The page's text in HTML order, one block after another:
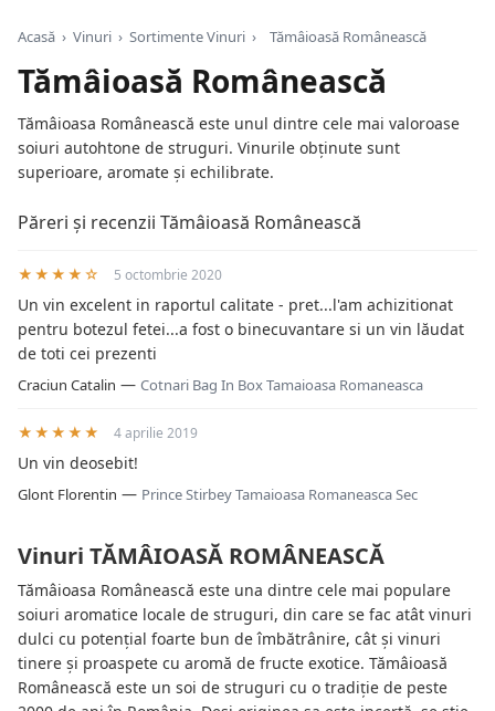
Acasă › Vinuri › Sortimente Vinuri › Tămâioasă Românească
Tămâioasă Românească
Tămâioasa Românească este unul dintre cele mai valoroase
soiuri autohtone de struguri. Vinurile obținute sunt
superioare, aromate și echilibrate.
Păreri și recenzii Tămâioasă Românească
★★★★☆ 5 octombrie 2020
Un vin excelent in raportul calitate - pret...l'am achizitionat
pentru botezul fetei...a fost o binecuvantare si un vin lăudat
de toti cei prezenti
Craciun Catalin — Cotnari Bag In Box Tamaioasa Romaneasca
★★★★★ 4 aprilie 2019
Un vin deosebit!
Glont Florentin — Prince Stirbey Tamaioasa Romaneasca Sec
Vinuri TĂMÂIOASĂ ROMÂNEASCĂ
Tămâioasa Românească este una dintre cele mai populare
soiuri aromatice locale de struguri, din care se fac atât vinuri
dulci cu potențial foarte bun de îmbătrânire, cât și vinuri
tinere și proaspete cu aromă de fructe exotice. Tămâioasă
Românească este un soi de struguri cu o tradiție de peste